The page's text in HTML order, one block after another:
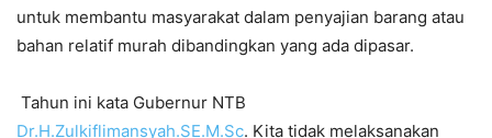
untuk membantu masyarakat dalam penyajian barang atau
bahan relatif murah dibandingkan yang ada dipasar.
Tahun ini kata Gubernur NTB
Dr.H.Zulkiflimansyah.SE.M.Sc. Kita tidak melaksanakan